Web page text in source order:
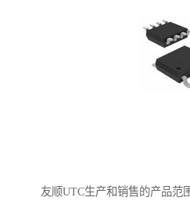
友顺UTC生产和销售的产品范